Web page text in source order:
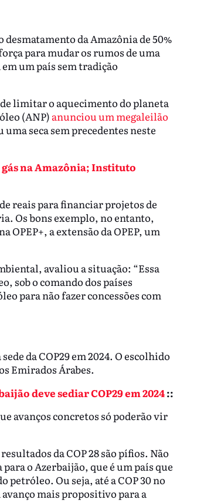
da Amazônia de 50%
para mudar os rumos de uma
um país sem tradição
limitar o aquecimento do planeta
(ANP) anunciou um megaleilão
seca sem precedentes neste
na Amazônia; Instituto
reais para financiar projetos de
Os bons exemplo, no entanto,
a extensão da OPEP, um
avaliou a situação: “Essa
sob o comando dos países
para não fazer concessões com
da COP29 em 2024. O escolhido
Emirados Árabes.
deve sediar COP29 em 2024::
avanços concretos só poderão vir
da COP 28 são pífios. Não
o Azerbaijão, que é um país que
petróleo. Ou seja, até a COP 30 no
mais propositivo para a